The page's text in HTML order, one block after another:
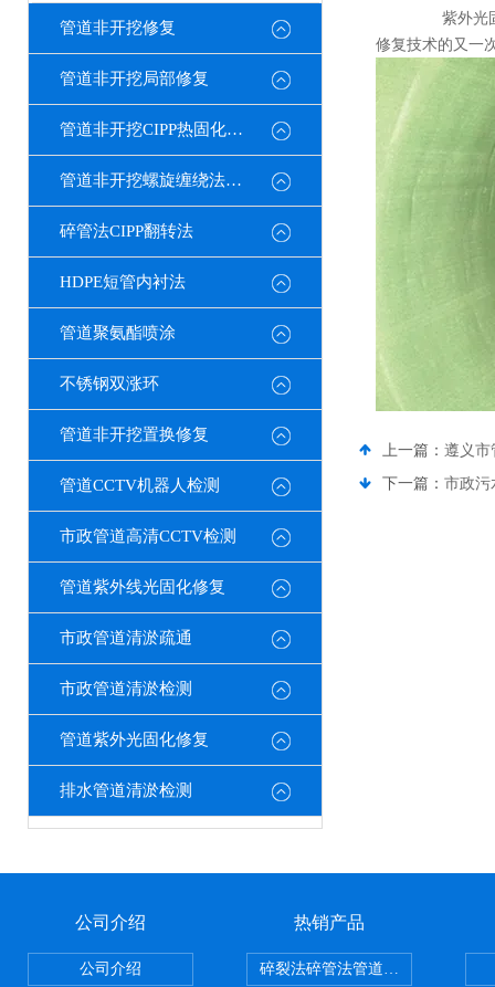
管道非开挖修复
管道非开挖局部修复
管道非开挖CIPP热固化修复
管道非开挖螺旋缠绕法修复
碎管法CIPP翻转法
HDPE短管内衬法
管道聚氨酯喷涂
不锈钢双涨环
管道非开挖置换修复
管道CCTV机器人检测
市政管道高清CCTV检测
管道紫外线光固化修复
市政管道清淤疏通
市政管道清淤检测
管道紫外光固化修复
排水管道清淤检测
紫外光固
修复技术的又一
上一篇： 遵义市
下一篇： 市政污
公司介绍
公司介绍
热销产品
碎裂法碎管法管道修复技术